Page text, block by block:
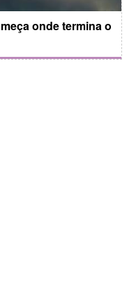
onde termina o